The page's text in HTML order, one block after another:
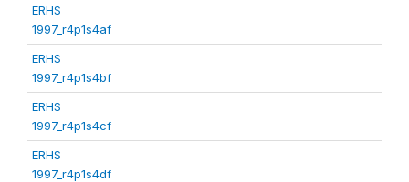
ERHS
1997_r4p1s4af
ERHS
1997_r4p1s4bf
ERHS
1997_r4p1s4cf
ERHS
1997_r4p1s4df